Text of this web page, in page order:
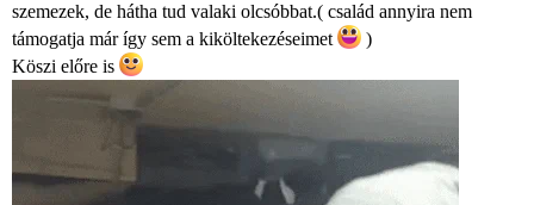
szemezek, de hátha tud valaki olcsóbbat.( család annyira nem
támogatja már így sem a kiköltekezéseimet
)
Köszi előre is